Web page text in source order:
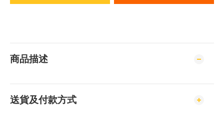
商品描述
送貨及付款方式